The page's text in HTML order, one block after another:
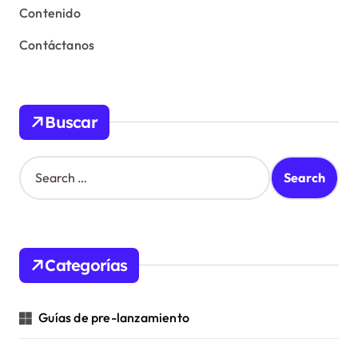
Contenido
Contáctanos
Buscar
S
e
h
o
:
Categorías
Guías de pre-lanzamiento